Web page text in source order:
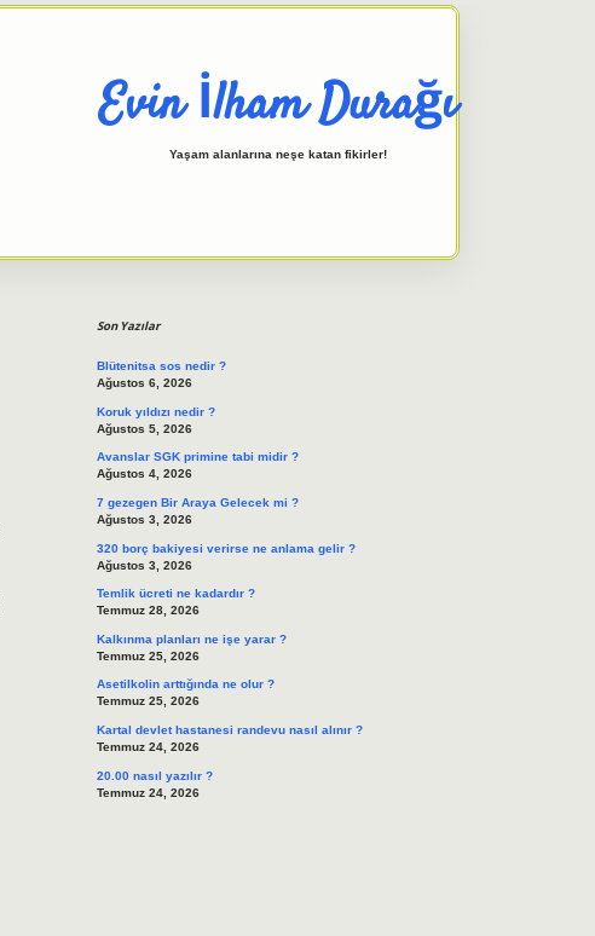
Evin İlham Durağı
Yaşam alanlarına neşe katan fikirler!
Son Yazılar
Blütenitsa sos nedir ?
Ağustos 6, 2026
Koruk yıldızı nedir ?
Ağustos 5, 2026
Avanslar SGK primine tabi midir ?
Ağustos 4, 2026
7 gezegen Bir Araya Gelecek mi ?
Ağustos 3, 2026
320 borç bakiyesi verirse ne anlama gelir ?
Ağustos 3, 2026
Temlik ücreti ne kadardır ?
Temmuz 28, 2026
Kalkınma planları ne işe yarar ?
Temmuz 25, 2026
Asetilkolin arttığında ne olur ?
Temmuz 25, 2026
Kartal devlet hastanesi randevu nasıl alınır ?
Temmuz 24, 2026
20.00 nasıl yazılır ?
Temmuz 24, 2026